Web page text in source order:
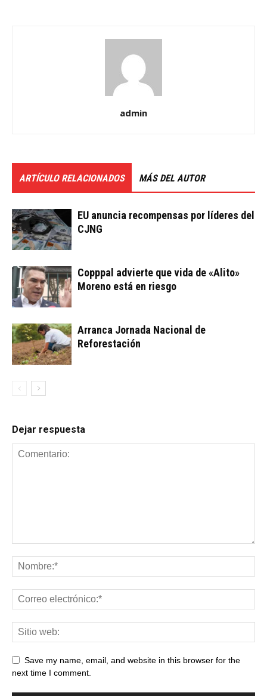
admin
ARTÍCULO RELACIONADOS MÁS DEL AUTOR
EU anuncia recompensas por líderes del
CJNG
Copppal advierte que vida de «Alito»
Moreno está en riesgo
Arranca Jornada Nacional de
Reforestación
Dejar respuesta
Save my name, email, and website in this browser for the
next time I comment.